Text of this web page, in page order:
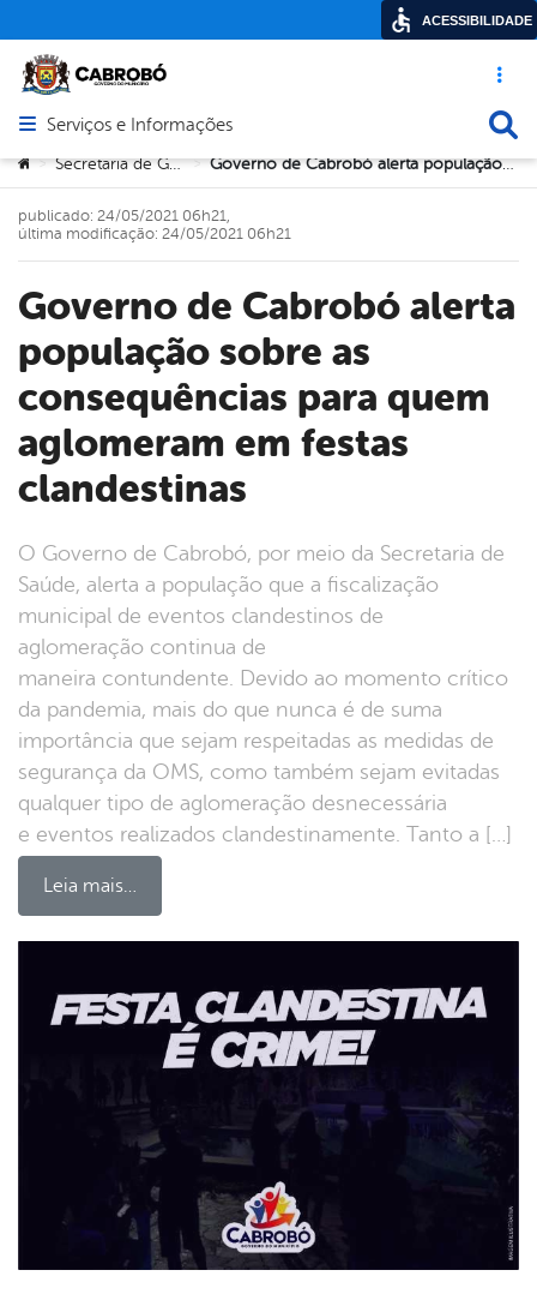
Acesso
Abrir menu principal de navegação
Serviços e Informações
Você está aqui:
> Secretaria de Governo > Governo de Cabrobó alerta população sobre as consequências para quem aglomeram em festas clandestinas
Governo de Cabrobó alerta
população sobre as
consequências para quem
aglomeram em festas
clandestinas
O Governo de Cabrobó, por meio da Secretaria de
Saúde, alerta a população que a fiscalização
municipal de eventos clandestinos de
aglomeração continua de
maneira contundente. Devido ao momento crítico
da pandemia, mais do que nunca é de suma
importância que sejam respeitadas as medidas de
segurança da OMS, como também sejam evitadas
qualquer tipo de aglomeração desnecessária
e eventos realizados clandestinamente. Tanto a […]
Leia mais…
publicado: 24/05/2021 06h21,
última modificação: 24/05/2021 06h21
ACESSIBILIDADE